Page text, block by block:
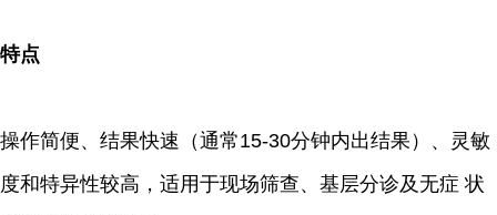
特点
操作简便、结果快速（通常15-30分钟内出结果）、灵敏
度和特异性较高，适用于现场筛查、基层分诊及无症 状